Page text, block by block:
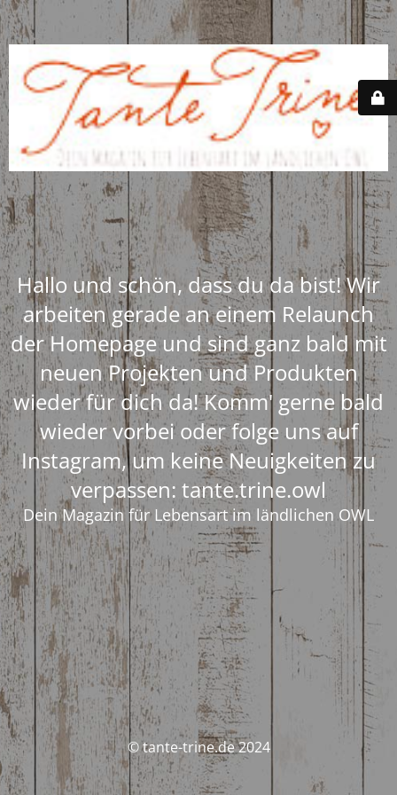
Hallo und schön, dass du da bist! Wir
arbeiten gerade an einem Relaunch
der Homepage und sind ganz bald mit
neuen Projekten und Produkten
wieder für dich da! Komm' gerne bald
wieder vorbei oder folge uns auf
Instagram, um keine Neuigkeiten zu
verpassen: tante.trine.owl
Dein Magazin für Lebensart im ländlichen OWL
© tante-trine.de 2024